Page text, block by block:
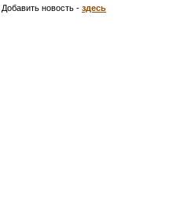
Добавить новость - здесь